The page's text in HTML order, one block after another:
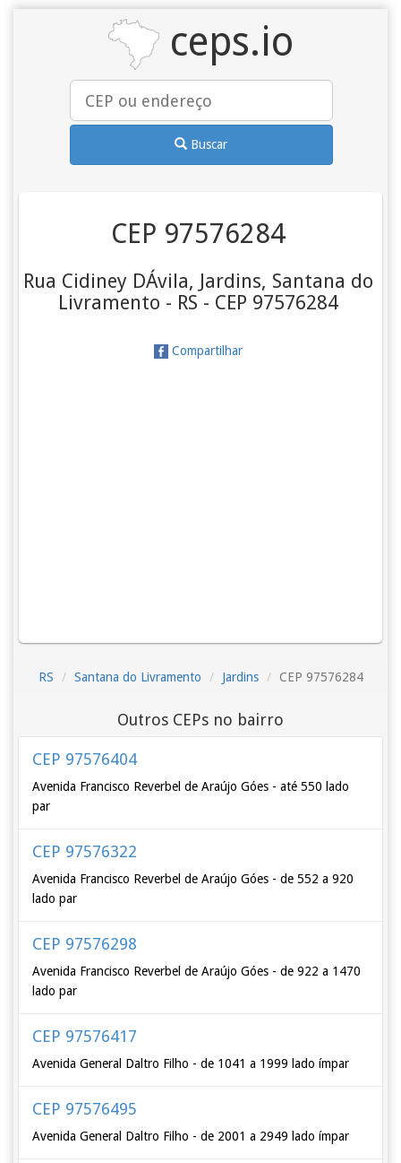
ceps.io
Buscar
CEP 97576284
Rua Cidiney DÁvila, Jardins, Santana do
Livramento - RS - CEP 97576284
Compartilhar
RS Santana do Livramento Jardins CEP 97576284
Outros CEPs no bairro
CEP 97576404
Avenida Francisco Reverbel de Araújo Góes - até 550 lado
par
CEP 97576322
Avenida Francisco Reverbel de Araújo Góes - de 552 a 920
lado par
CEP 97576298
Avenida Francisco Reverbel de Araújo Góes - de 922 a 1470
lado par
CEP 97576417
Avenida General Daltro Filho - de 1041 a 1999 lado ímpar
CEP 97576495
Avenida General Daltro Filho - de 2001 a 2949 lado ímpar